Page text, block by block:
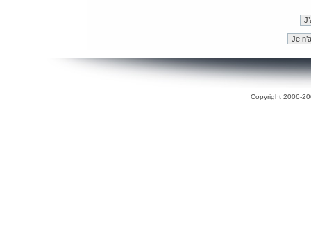
Copyright 2006-